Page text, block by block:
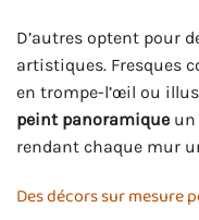
D’autres optent pour
artistiques. Fresques
en trompe-l’œil ou
peint panoramique un
rendant chaque mur
Des décors sur mesure